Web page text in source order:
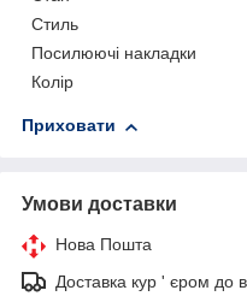
Стиль
Посилюючі накладки
Колір
Приховати
Умови доставки
Нова Пошта
Доставка кур ' єром до